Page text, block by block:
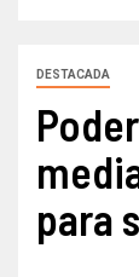
DESTACADA
para